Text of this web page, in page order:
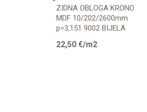
ZIDNA OBLOGA KRONO
MDF 10/202/2600mm
p=3,151 9002 BIJELA
22,50 €/m2